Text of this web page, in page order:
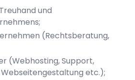
und
(Rechtsberatung,
(Webhosting, Support,
etc.);